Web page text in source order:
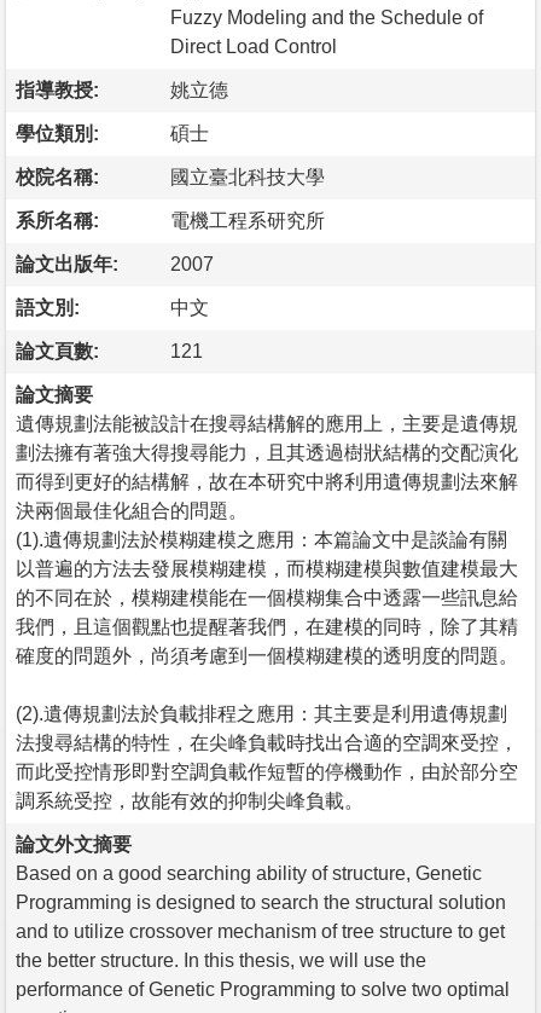
Fuzzy Modeling and the Schedule of
Direct Load Control
指導教授: 姚立德
學位類別: 碩士
校院名稱: 國立臺北科技大學
系所名稱: 電機工程系研究所
論文出版年: 2007
語文別: 中文
論文頁數: 121
論文摘要
遺傳規劃法能被設計在搜尋結構解的應用上，主要是遺傳規
劃法擁有著強大得搜尋能力，且其透過樹狀結構的交配演化
而得到更好的結構解，故在本研究中將利用遺傳規劃法來解
決兩個最佳化組合的問題。
(1).遺傳規劃法於模糊建模之應用：本篇論文中是談論有關
以普遍的方法去發展模糊建模，而模糊建模與數值建模最大
的不同在於，模糊建模能在一個模糊集合中透露一些訊息給
我們，且這個觀點也提醒著我們，在建模的同時，除了其精
確度的問題外，尚須考慮到一個模糊建模的透明度的問題。
(2).遺傳規劃法於負載排程之應用：其主要是利用遺傳規劃
法搜尋結構的特性，在尖峰負載時找出合適的空調來受控，
而此受控情形即對空調負載作短暫的停機動作，由於部分空
調系統受控，故能有效的抑制尖峰負載。
論文外文摘要
Based on a good searching ability of structure, Genetic
Programming is designed to search the structural solution
and to utilize crossover mechanism of tree structure to get
the better structure. In this thesis, we will use the
performance of Genetic Programming to solve two optimal